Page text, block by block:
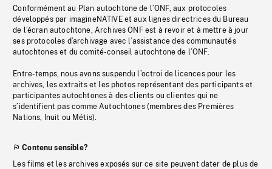
Conformément au Plan autochtone de l’ONF, aux protocoles
développés par imagineNATIVE et aux lignes directrices du Bureau
de l’écran autochtone, Archives ONF est à revoir et à mettre à jour
ses protocoles d’archivage avec l’assistance des communautés
autochtones et du comité-conseil autochtone de l’ONF.
Entre-temps, nous avons suspendu l’octroi de licences pour les
archives, les extraits et les photos représentant des participants et
participantes autochtones à des clients ou clientes qui ne
s’identifient pas comme Autochtones (membres des Premières
Nations, Inuit ou Métis).
Contenu sensible?
Les films et les archives exposés sur ce site peuvent dater de plus de